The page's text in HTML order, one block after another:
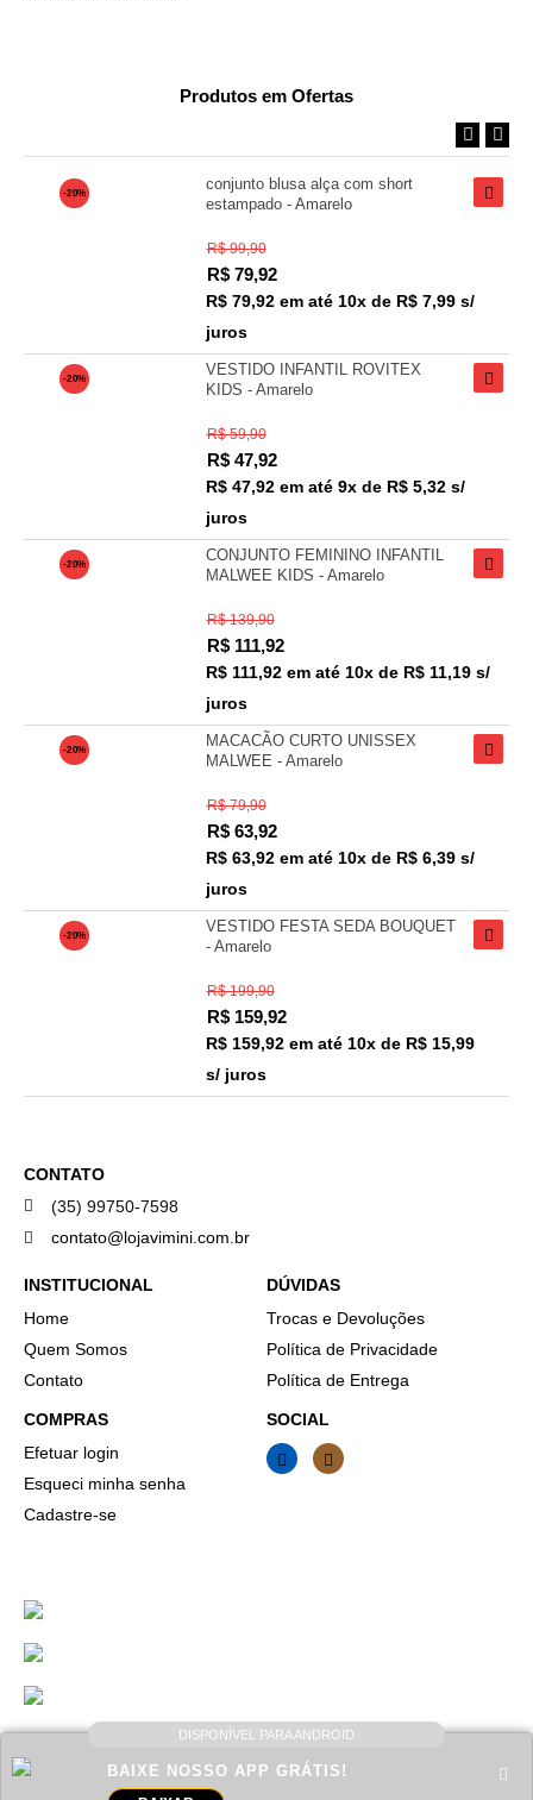
Vimini
Produtos em Ofertas
-20%
conjunto blusa alça com short
estampado - Amarelo
R$ 99,90
R$ 79,92
R$ 79,92 em até 10x de R$ 7,99 s/
juros
-20%
VESTIDO INFANTIL ROVITEX
KIDS - Amarelo
R$ 59,90
R$ 47,92
R$ 47,92 em até 9x de R$ 5,32 s/
juros
-20%
CONJUNTO FEMININO INFANTIL
MALWEE KIDS - Amarelo
R$ 139,90
R$ 111,92
R$ 111,92 em até 10x de R$ 11,19 s/
juros
-20%
MACACÃO CURTO UNISSEX
MALWEE - Amarelo
R$ 79,90
R$ 63,92
R$ 63,92 em até 10x de R$ 6,39 s/
juros
-20%
VESTIDO FESTA SEDA BOUQUET
- Amarelo
R$ 199,90
R$ 159,92
R$ 159,92 em até 10x de R$ 15,99
s/ juros
CONTATO
(35) 99750-7598
contato@lojavimini.com.br
INSTITUCIONAL
Home
Quem Somos
Contato
DÚVIDAS
Trocas e Devoluções
Política de Privacidade
Política de Entrega
COMPRAS
Efetuar login
Esqueci minha senha
Cadastre-se
SOCIAL
DISPONÍVEL PARA ANDROID
BAIXE NOSSO APP GRÁTIS!
AV FRANCISCO WENCESLAU DOS ANJOS, 525 CENTRO, MONTE BELO - MG,
CEP: 37115-000
COBUCCIO & ALMEIDA MODAS - LTDA- CNPJ: 34.141.459/0001-27
DESENVOLVIDO PORCONSTRUSITE BRASIL